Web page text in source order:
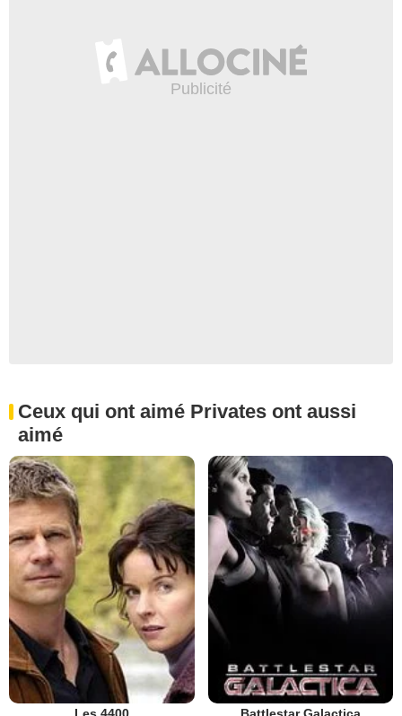
Ceux qui ont aimé Privates ont aussi
aimé
Les 4400 Battlestar Galactica